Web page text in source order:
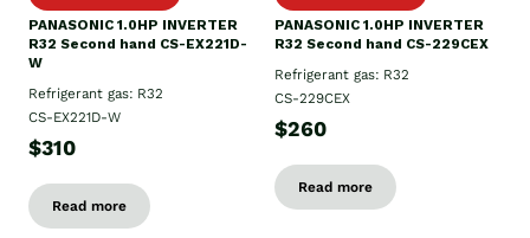
PANASONIC 1.0HP INVERTER
R32 Second hand CS-EX221D-
W
Refrigerant gas: R32
CS-EX221D-W
$310
Read more
PANASONIC 1.0HP INVERTER
R32 Second hand CS-229CEX
Refrigerant gas: R32
CS-229CEX
$260
Read more